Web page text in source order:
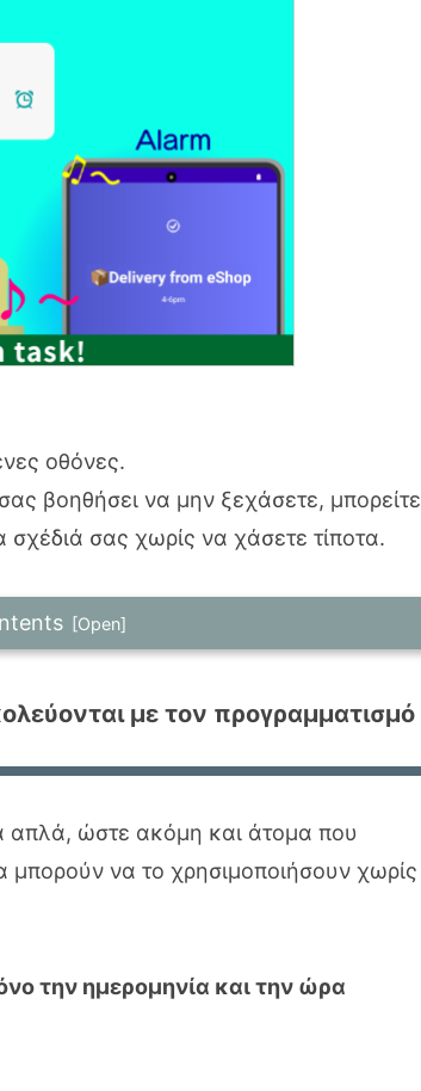
οθόνες.
βοηθήσει να μην ξεχάσετε, μπορείτε
σας χωρίς να χάσετε τίποτα.
για άτομα που δυσκολεύονται με
με μία πρόταση;
όπου δεν μπορώ να κάνω
τη διαχείριση εργασιών
σε διαφορετικές καταστάσεις
με τον προγραμματισμό
απλά, ώστε ακόμη και άτομα που
μπορούν να το χρησιμοποιήσουν χωρίς
την ημερομηνία και την ώρα